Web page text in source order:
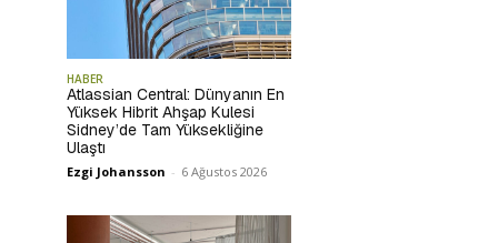
HABER
Atlassian Central: Dünyanın En
Yüksek Hibrit Ahşap Kulesi
Sidney’de Tam Yüksekliğine
Ulaştı
Ezgi Johansson - 6 Ağustos 2026